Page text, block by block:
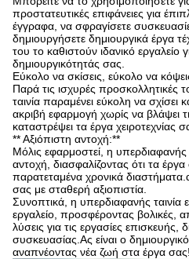
προστατευτικές επιφάνειες για
έγγραφα, να σφραγίσετε
δημιουργήσετε δημιουργικά έργα
του το καθιστούν ιδανικό
δημιουργικότητάς σας.
Εύκολο να σκίσεις, εύκολο να
Παρά τις ισχυρές προσκολλητικές
ταινία παραμένει εύκολη να σχίσει
ακριβή εφαρμογή χωρίς να βλάψει
καταστρέψει τα έργα χειροτεχνίας
** Αξιόπιστη αντοχή:**
Μόλις εφαρμοστεί, η υπερδιαφανής
αντοχή, διασφαλίζοντας ότι τα
παρατεταμένα χρονικά
σας με σταθερή αξιοπιστία.
Συνοπτικά, η υπερδιαφανής ταινία
εργαλείο, προσφέροντας βολικές,
λύσεις για τις εργασίες επισκευής,
συσκευασίας.Ας είναι ο
αναπνέοντας νέα ζωή στα έργα σας!